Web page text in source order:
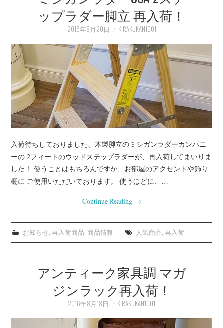
ップラダー脚立 再入荷！
2016年8月20日 KIRAKUKAN1001
入荷待ちしておりました、木製脚立のミシガンラダーカンパニ
ーの 2フィートのウッドステップラダーが、再入荷してまいりま
した！ 使うことはもちろんですが、お部屋のアクセントや飾り
棚に ご使用いただいております。 使うほどに、…
Continue Reading →
お知らせ, 再入荷商品 商品情報 人気商品 再入荷
アンティーク家具調 マガ
ジンラック再入荷！
2016年8月18日 KIRAKUKAN1001